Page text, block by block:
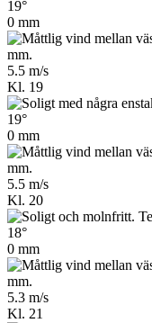
19°
0 mm
5.5 m/s
Kl. 19
19°
0 mm
5.5 m/s
Kl. 20
18°
0 mm
5.3 m/s
Kl. 21